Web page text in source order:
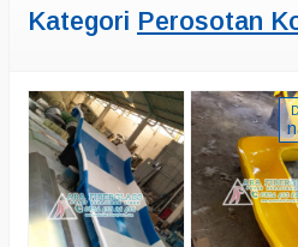
Kategori Perosotan